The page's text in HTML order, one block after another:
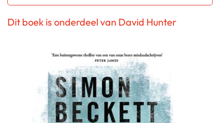
Dit boek is onderdeel van David Hunter